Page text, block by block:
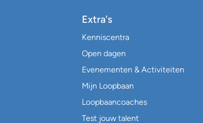
Extra's
Kenniscentra
Open dagen
Evenementen & Activiteiten
Mijn Loopbaan
Loopbaancoaches
Test jouw talent